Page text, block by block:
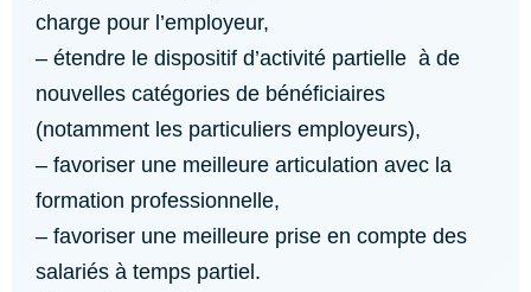
charge pour l’employeur,
– étendre le dispositif d’activité partielle à de
nouvelles catégories de bénéficiaires
(notamment les particuliers employeurs),
– favoriser une meilleure articulation avec la
formation professionnelle,
– favoriser une meilleure prise en compte des
salariés à temps partiel.